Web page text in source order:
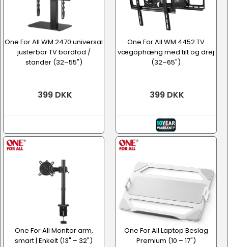
One For All WM 2470 universal
justerbar TV bordfod /
stander (32–55")
399 DKK
One For All WM 4452 TV
vægophæng med tilt og drej
(32–65")
399 DKK
One For All Monitor arm,
smart | Enkelt (13" – 32")
One For All Laptop Beslag
Premium (10 – 17")